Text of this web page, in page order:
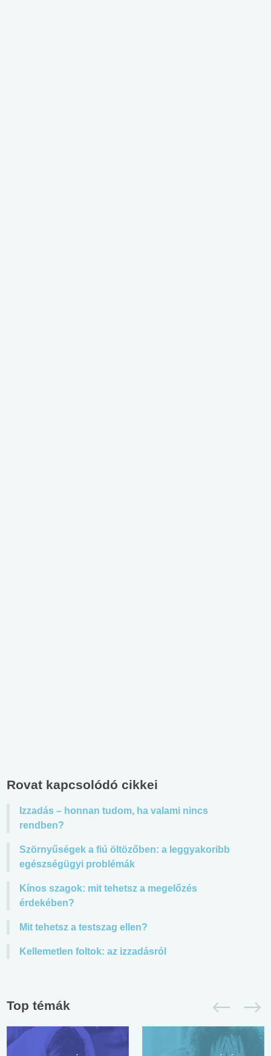
Rovat kapcsolódó cikkei
Izzadás – honnan tudom, ha valami nincs
rendben?
Szörnyűségek a fiú öltözőben: a leggyakoribb
egészségügyi problémák
Kínos szagok: mit tehetsz a megelőzés
érdekében?
Mit tehetsz a testszag ellen?
Kellemetlen foltok: az izzadásról
Top témák